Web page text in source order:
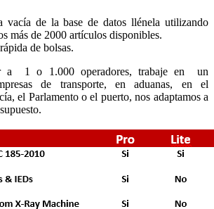
vacía de la base de datos llénela utilizando
más de 2000 artículos disponibles.
de bolsas.
a 1 o 1.000 operadores, trabaje en un
de transporte, en aduanas, en el
el Parlamento o el puerto, nos adaptamos a